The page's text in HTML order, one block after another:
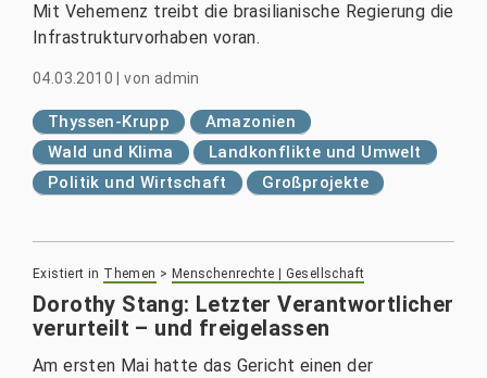
Mit Vehemenz treibt die brasilianische Regierung die
Infrastrukturvorhaben voran.
04.03.2010 |von admin
Thyssen-Krupp
Amazonien
Wald und Klima
Landkonflikte und Umwelt
Politik und Wirtschaft
Großprojekte
Existiert in Themen > Menschenrechte | Gesellschaft
Dorothy Stang: Letzter Verantwortlicher
verurteilt – und freigelassen
Am ersten Mai hatte das Gericht einen der